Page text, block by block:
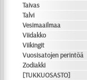
Taivas
Talvi
Vesimaailmaa
Viidakko
Viikingit
Vuosisatojen perintöä
Zodiakki
[TUKKUOSASTO]